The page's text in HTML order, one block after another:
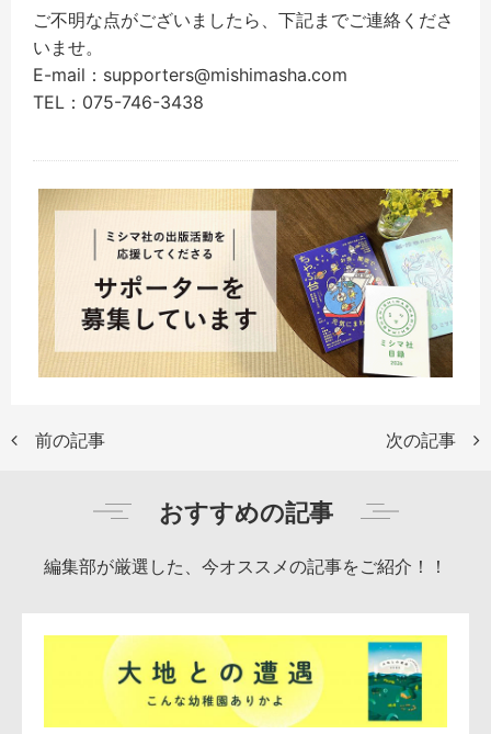
ご不明な点がございましたら、下記までご連絡くださ
いませ。
E-mail：supporters@mishimasha.com
TEL：075-746-3438
前の記事 次の記事
おすすめの記事
編集部が厳選した、今オススメの記事をご紹介！！